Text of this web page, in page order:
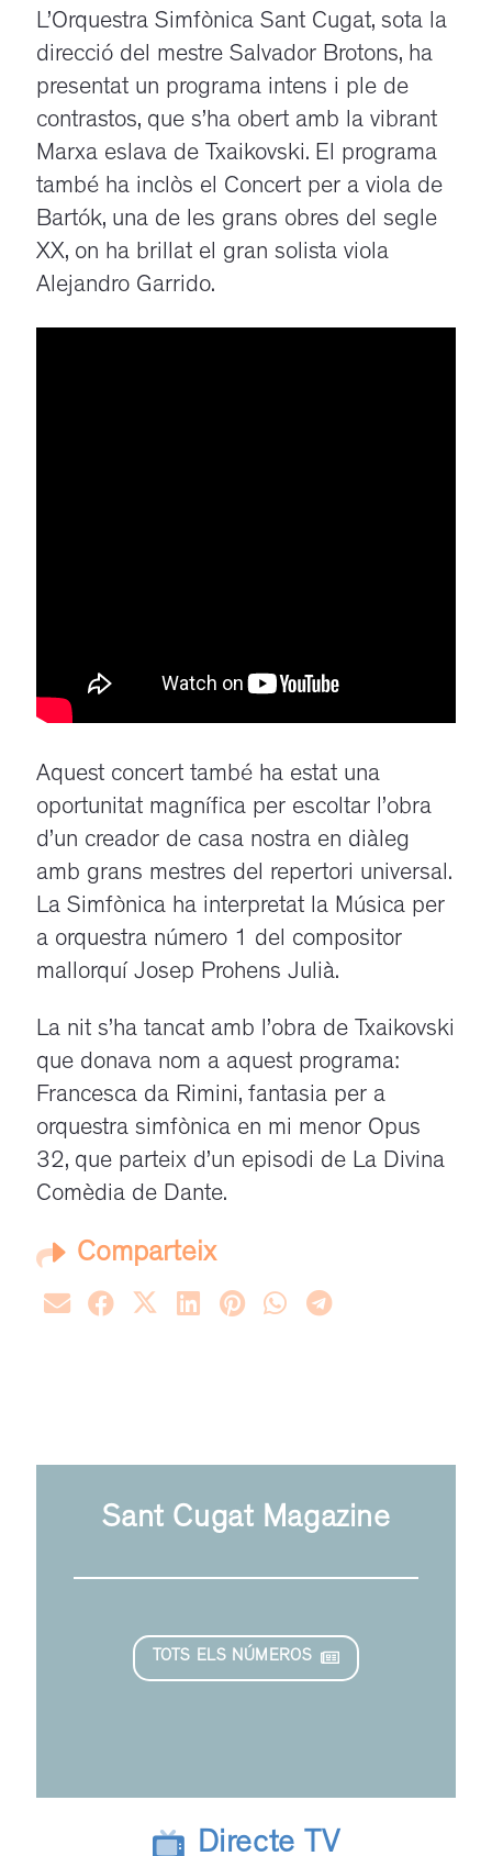
L’Orquestra Simfònica Sant Cugat, sota la
direcció del mestre Salvador Brotons, ha
presentat un programa intens i ple de
contrastos, que s’ha obert amb la vibrant
Marxa eslava de Txaikovski. El programa
també ha inclòs el Concert per a viola de
Bartók, una de les grans obres del segle
XX, on ha brillat el gran solista viola
Alejandro Garrido.
Aquest concert també ha estat una
oportunitat magnífica per escoltar l’obra
d’un creador de casa nostra en diàleg
amb grans mestres del repertori universal.
La Simfònica ha interpretat la Música per
a orquestra número 1 del compositor
mallorquí Josep Prohens Julià.
La nit s’ha tancat amb l’obra de Txaikovski
que donava nom a aquest programa:
Francesca da Rimini, fantasia per a
orquestra simfònica en mi menor Opus
32, que parteix d’un episodi de La Divina
Comèdia de Dante.
Comparteix
Sant Cugat Magazine
TOTS ELS NÚMEROS
Directe TV